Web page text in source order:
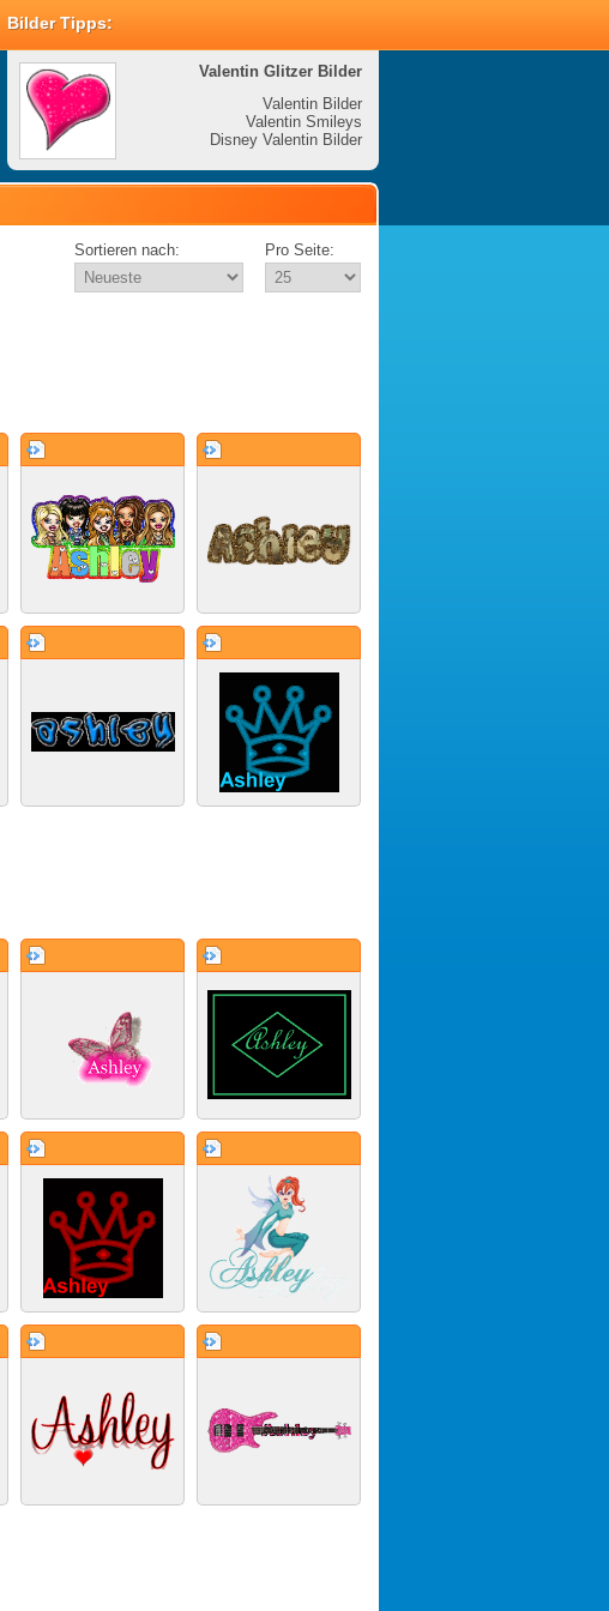
Bilder Tipps:
Valentin Glitzer Bilder
Valentin Bilder
Valentin Smileys
Disney Valentin Bilder
Sortieren nach: Pro Seite: